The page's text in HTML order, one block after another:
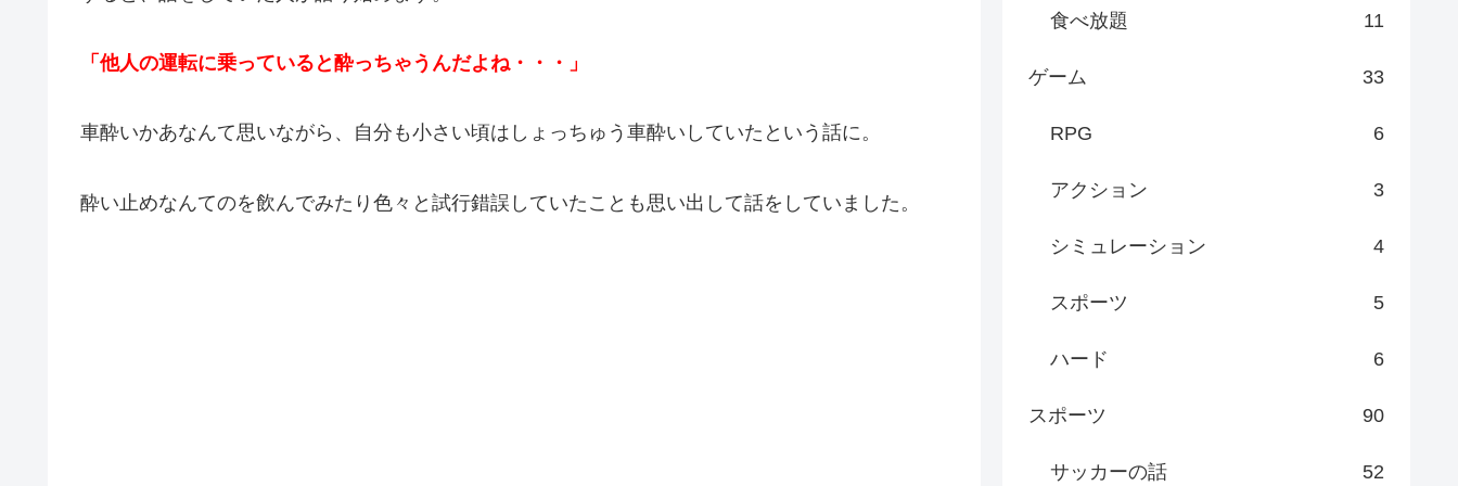
「他人の運転に乗っていると酔っちゃうんだよね・・・」
車酔いかあなんて思いながら、自分も小さい頃はしょっちゅう車酔いしていたという話に。
酔い止めなんてのを飲んでみたり色々と試行錯誤していたことも思い出して話をしていました。
食べ放題 11
ゲーム 33
RPG 6
アクション 3
シミュレーション 4
スポーツ 5
ハード 6
スポーツ 90
サッカーの話 52